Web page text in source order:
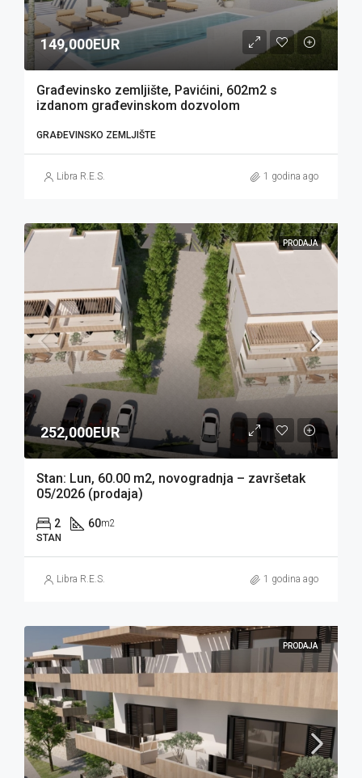
149,000EUR
Građevinsko zemljište, Pavićini, 602m2 s
izdanom građevinskom dozvolom
GRAĐEVINSKO ZEMLJIŠTE
Libra R.E.S. 1 godina ago
PRODAJA
252,000EUR
Stan: Lun, 60.00 m2, novogradnja – završetak
05/2026 (prodaja)
2 60m2
STAN
Libra R.E.S. 1 godina ago
PRODAJA